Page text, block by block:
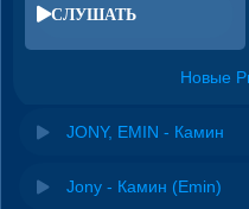
СЛУШАТЬ
Новые
JONY, EMIN - Камин
Jony - Камин (Emin)